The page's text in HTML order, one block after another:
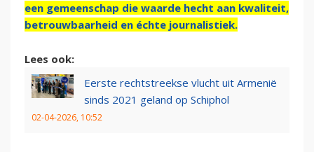
een gemeenschap die waarde hecht aan kwaliteit,
betrouwbaarheid en échte journalistiek.
Lees ook:
Eerste rechtstreekse vlucht uit Armenië
sinds 2021 geland op Schiphol
02-04-2026, 10:52